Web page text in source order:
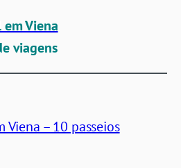
em Viena
viagens
Viena – 10 passeios